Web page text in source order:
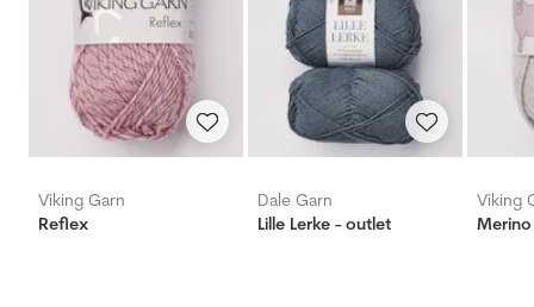
Viking Garn
Reflex
Dale Garn
Lille Lerke - outlet
Viking